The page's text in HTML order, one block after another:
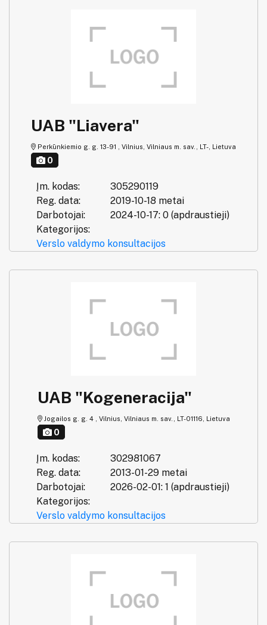
UAB "Liavera"
Perkūnkiemio g. g. 13-91 , Vilnius, Vilniaus m. sav., LT-, Lietuva
0
Įm. kodas:
305290119
Reg. data:
2019-10-18 metai
Darbotojai:
2024-10-17: 0 (apdraustieji)
Kategorijos:
Verslo valdymo konsultacijos
UAB "Kogeneracija"
Jogailos g. g. 4 , Vilnius, Vilniaus m. sav., LT-01116, Lietuva
0
Įm. kodas:
302981067
Reg. data:
2013-01-29 metai
Darbotojai:
2026-02-01: 1 (apdraustieji)
Kategorijos:
Verslo valdymo konsultacijos